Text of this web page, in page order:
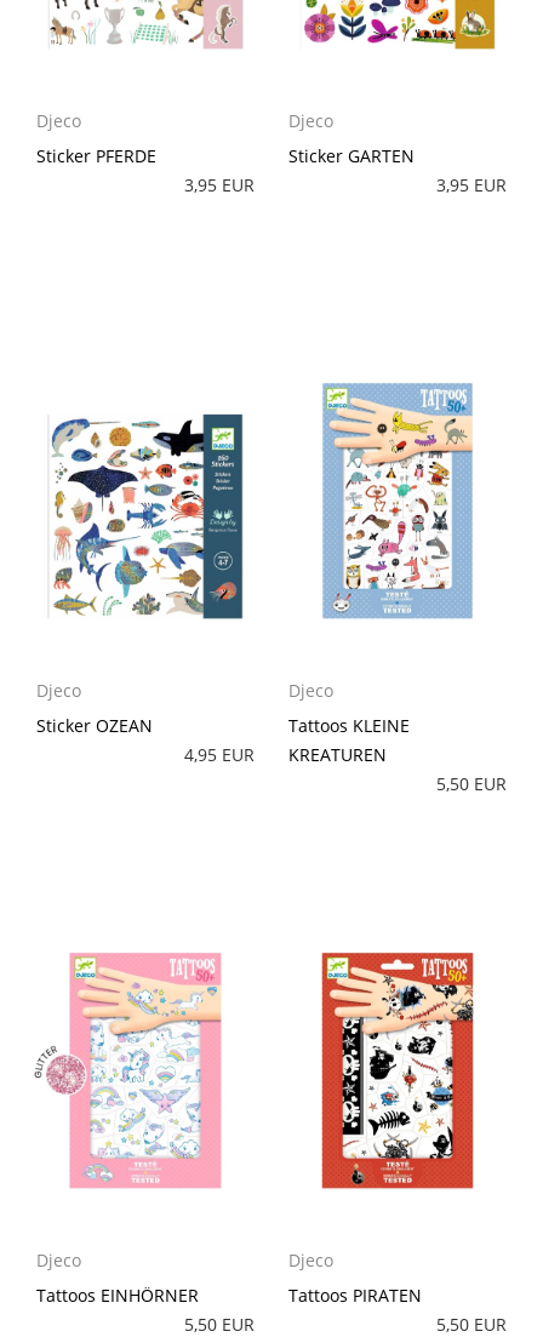
Djeco
Sticker PFERDE
3,95 EUR
Djeco
Sticker GARTEN
3,95 EUR
Djeco
Sticker OZEAN
4,95 EUR
Djeco
Tattoos KLEINE
KREATUREN
5,50 EUR
Djeco
Tattoos EINHÖRNER
5,50 EUR
Djeco
Tattoos PIRATEN
5,50 EUR